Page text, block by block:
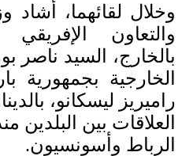
وخلال لقائهما، أشاد
والتعاون الإفريقي
بالخارج، السيد ناصر
الخارجية بجمهورية
راميريز ليسكانو،
العلاقات بين البلدين
الرباط وأسونسيون.